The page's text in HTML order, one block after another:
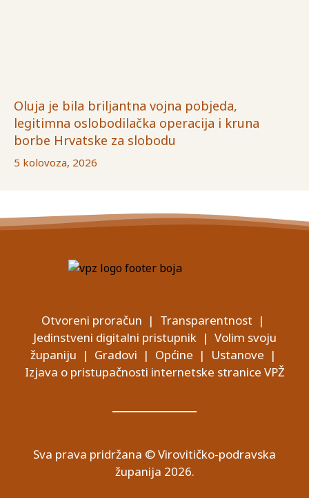
Oluja je bila briljantna vojna pobjeda,
legitimna oslobodilačka operacija i kruna
borbe Hrvatske za slobodu
5 kolovoza, 2026
Otvoreni proračun | Transparentnost |
Jedinstveni digitalni pristupnik| Volim svoju
županiju | Gradovi | Općine | Ustanove |
Izjava o pristupačnosti internetske stranice VPŽ
Sva prava pridržana © Virovitičko-podravska
županija 2026.